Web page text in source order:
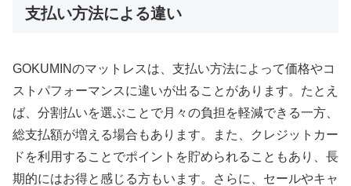
支払い方法による違い
GOKUMINのマットレスは、支払い方法によって価格やコ
ストパフォーマンスに違いが出ることがあります。たとえ
ば、分割払いを選ぶことで月々の負担を軽減できる一方、
総支払額が増える場合もあります。また、クレジットカー
ドを利用することでポイントを貯められることもあり、長
期的にはお得と感じる方もいます。さらに、セールやキャ